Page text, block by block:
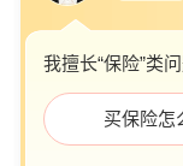
我擅长“保险”类
买保险怎